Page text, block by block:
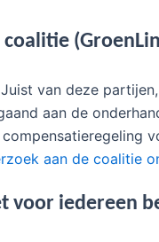
van deze
aan de
aan de coalitie
voor iedereen